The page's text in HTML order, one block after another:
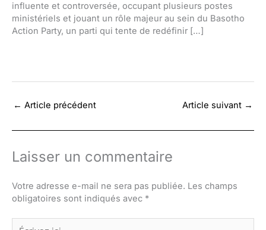
influente et controversée, occupant plusieurs postes
ministériels et jouant un rôle majeur au sein du Basotho
Action Party, un parti qui tente de redéfinir […]
← Article précédent Article suivant →
Laisser un commentaire
Votre adresse e-mail ne sera pas publiée. Les champs
obligatoires sont indiqués avec *
Écrivez